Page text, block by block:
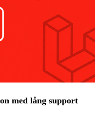
med lång support